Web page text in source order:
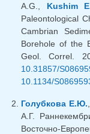
A.G., Kushim
Paleontological
Cambrian
Borehole of the
Geol. Correl.
10.31857/
10.1134/
Голубкова Е.Ю.
А.Г.
Восточно-